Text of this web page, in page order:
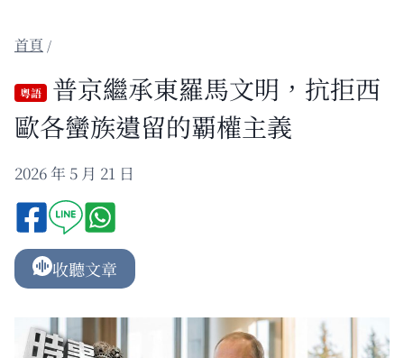
/
粵語
普京繼承東羅馬文明，抗拒西
歐各蠻族遺留的覇權主義
2026 年 5 月 21 日
收聽文章